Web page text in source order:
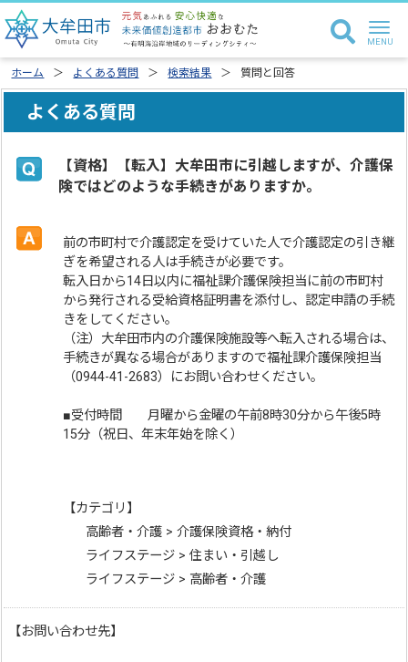
ホーム よくある質問 検索結果 質問と回答
よくある質問
【資格】【転入】大牟田市に引越しますが、介護保
険ではどのような手続きがありますか。
前の市町村で介護認定を受けていた人で介護認定の引き継
ぎを希望される人は手続きが必要です。
転入日から14日以内に福祉課介護保険担当に前の市町村
から発行される受給資格証明書を添付し、認定申請の手続
きをしてください。
（注）大牟田市内の介護保険施設等へ転入される場合は、
手続きが異なる場合がありますので福祉課介護保険担当
（0944-41-2683）にお問い合わせください。
■受付時間 月曜から金曜の午前8時30分から午後5時
15分（祝日、年末年始を除く）
【カテゴリ】
高齢者・介護 > 介護保険資格・納付
ライフステージ > 住まい・引越し
ライフステージ > 高齢者・介護
【お問い合わせ先】